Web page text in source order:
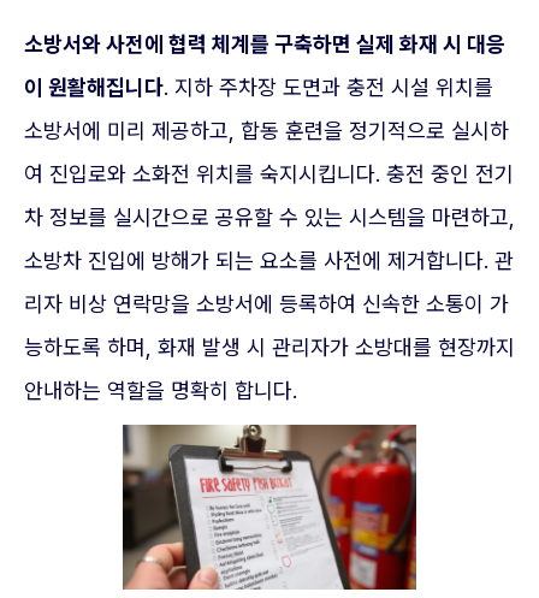
소방서와 사전에 협력 체계를 구축하면 실제 화재 시 대응
이 원활해집니다. 지하 주차장 도면과 충전 시설 위치를
소방서에 미리 제공하고, 합동 훈련을 정기적으로 실시하
여 진입로와 소화전 위치를 숙지시킵니다. 충전 중인 전기
차 정보를 실시간으로 공유할 수 있는 시스템을 마련하고,
소방차 진입에 방해가 되는 요소를 사전에 제거합니다. 관
리자 비상 연락망을 소방서에 등록하여 신속한 소통이 가
능하도록 하며, 화재 발생 시 관리자가 소방대를 현장까지
안내하는 역할을 명확히 합니다.